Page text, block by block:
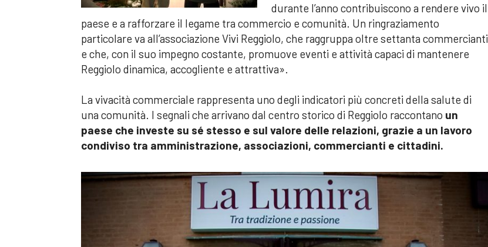
durante l’anno contribuiscono a rendere vivo il
paese e a rafforzare il legame tra commercio e comunità. Un ringraziamento
particolare va all’associazione Vivi Reggiolo, che raggruppa oltre settanta commercianti
e che, con il suo impegno costante, promuove eventi e attività capaci di mantenere
Reggiolo dinamica, accogliente e attrattiva».
La vivacità commerciale rappresenta uno degli indicatori più concreti della salute di
una comunità. I segnali che arrivano dal centro storico di Reggiolo raccontano un
paese che investe su sé stesso e sul valore delle relazioni, grazie a un lavoro
condiviso tra amministrazione, associazioni, commercianti e cittadini.